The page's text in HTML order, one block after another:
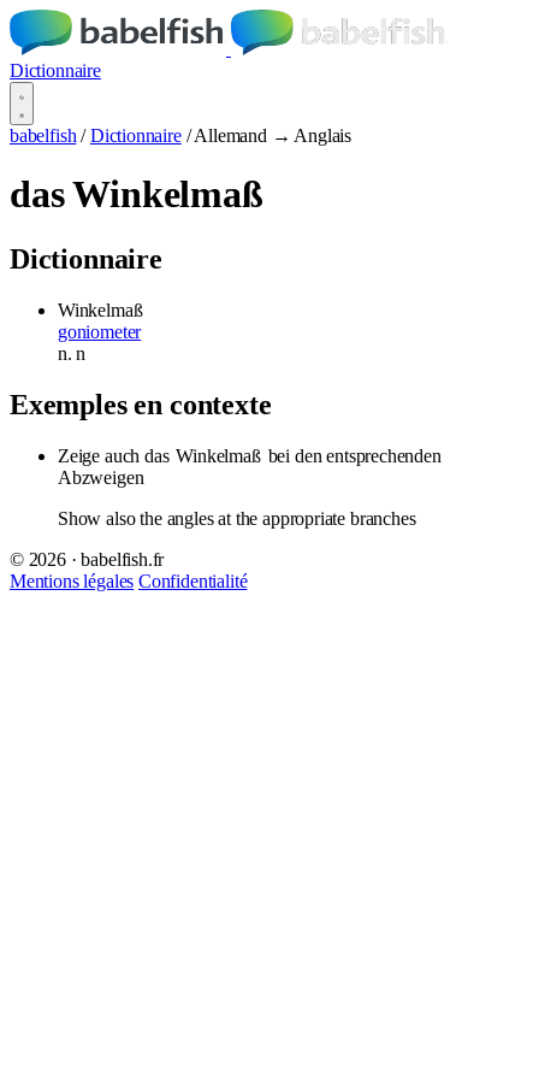
Dictionnaire
babelfish / Dictionnaire / Allemand → Anglais
das Winkelmaß
Dictionnaire
Winkelmaß
goniometer
n.n
Exemples en contexte
Zeige auch das Winkelmaß bei den entsprechenden
Abzweigen
Show also the angles at the appropriate branches
© 2026 · babelfish.fr
Mentions légales Confidentialité